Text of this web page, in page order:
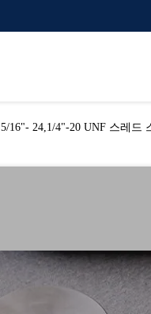
5/16"- 24,1/4"-20 UNF 스레드